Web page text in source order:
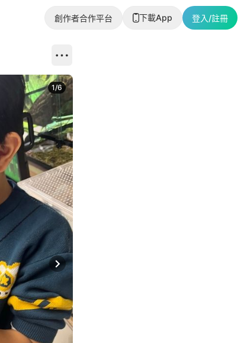
創作者合作平台 下載App 登入/註冊
Next slide
1/6